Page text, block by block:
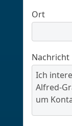
Ort
Nachricht